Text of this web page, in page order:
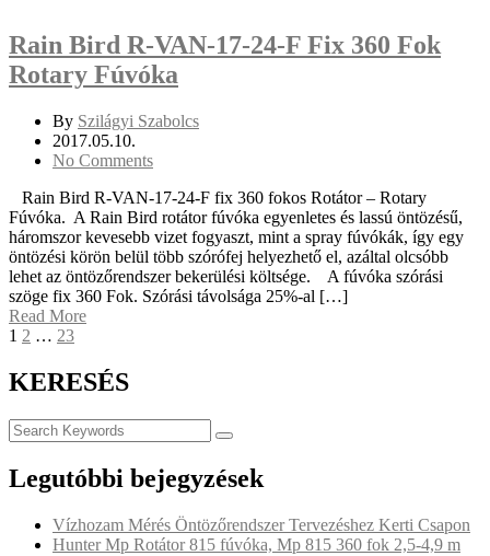
Rain Bird R-VAN-17-24-F Fix 360 Fok
Rotary Fúvóka
By Szilágyi Szabolcs
2017.05.10.
No Comments
Rain Bird R-VAN-17-24-F fix 360 fokos Rotátor – Rotary
Fúvóka. A Rain Bird rotátor fúvóka egyenletes és lassú öntözésű,
háromszor kevesebb vizet fogyaszt, mint a spray fúvókák, így egy
öntözési körön belül több szórófej helyezhető el, azáltal olcsóbb
lehet az öntözőrendszer bekerülési költsége. A fúvóka szórási
szöge fix 360 Fok. Szórási távolsága 25%-al […]
Read More
1 2 … 23
KERESÉS
Legutóbbi bejegyzések
Vízhozam Mérés Öntözőrendszer Tervezéshez Kerti Csapon
Hunter Mp Rotátor 815 fúvóka, Mp 815 360 fok 2,5-4,9 m